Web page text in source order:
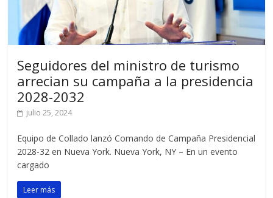
Seguidores del ministro de turismo
arrecian su campaña a la presidencia
2028-2032
julio 25, 2024
Equipo de Collado lanzó Comando de Campaña Presidencial
2028-32 en Nueva York. Nueva York, NY – En un evento
cargado
Leer más